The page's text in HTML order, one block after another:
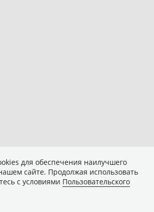
для обеспечения наилучшего
сайте. Продолжая использовать
с условиями Пользовательского